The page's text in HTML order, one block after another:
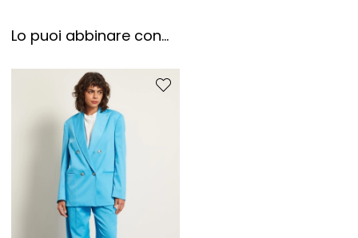
Lo puoi abbinare con...
Sposta nella wishlist